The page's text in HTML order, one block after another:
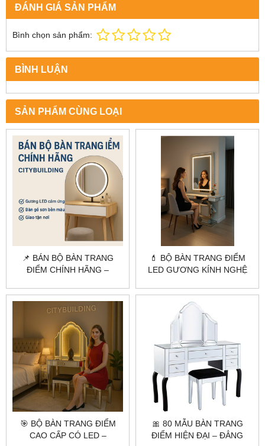
ĐÁNH GIÁ SẢN PHẨM
Bình chọn sản phẩm:
BÌNH LUẬN
SẢN PHẨM CÙNG LOẠI
📌 BÁN BỘ BÀN TRANG
ĐIỂM CHÍNH HÃNG –
LED – BÀN GỖ ĐẸP – GIAO
TẬN NƠI
💄 BỘ BÀN TRANG ĐIỂM
LED GƯƠNG KÍNH NGHỆ
THIẾT KẾ ĐỘC QUYỀN
🎯 BỘ BÀN TRANG ĐIỂM
CAO CẤP CÓ LED –
🎀 80 MẪU BÀN TRANG
ĐIỂM HIỆN ĐẠI – ĐẲNG